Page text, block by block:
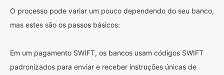
O processo pode variar um pouco dependendo do seu banco,
mas estes são os passos básicos:
Em um pagamento SWIFT, os bancos usam códigos SWIFT
padronizados para enviar e receber instruções únicas de